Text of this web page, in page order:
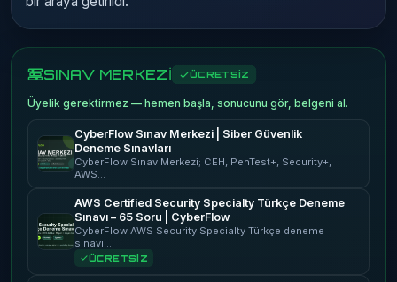
SINAV MERKEZİ ÜCRETSİZ
Üyelik gerektirmez — hemen başla, sonucunu gör, belgeni al.
CyberFlow Sınav Merkezi | Siber Güvenlik
Deneme Sınavları
CyberFlow Sınav Merkezi; CEH, PenTest+, Security+,
AWS…
AWS Certified Security Specialty Türkçe Deneme
Sınavı – 65 Soru | CyberFlow
CyberFlow AWS Security Specialty Türkçe deneme
sınavı…
ÜCRETSİZ